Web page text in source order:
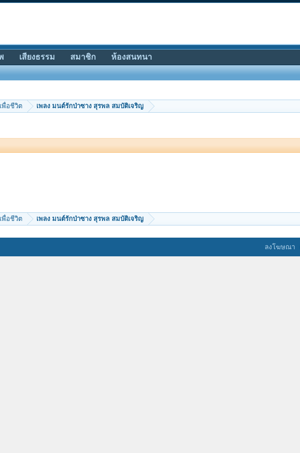
พื่อชีวิต เพลง มนต์รักป่าซาง สุรพล สมบัติเจริญ
พื่อชีวิต เพลง มนต์รักป่าซาง สุรพล สมบัติเจริญ
เสียงธรรม สมาชิก ห้องสนทนา
ลงโฆษณา